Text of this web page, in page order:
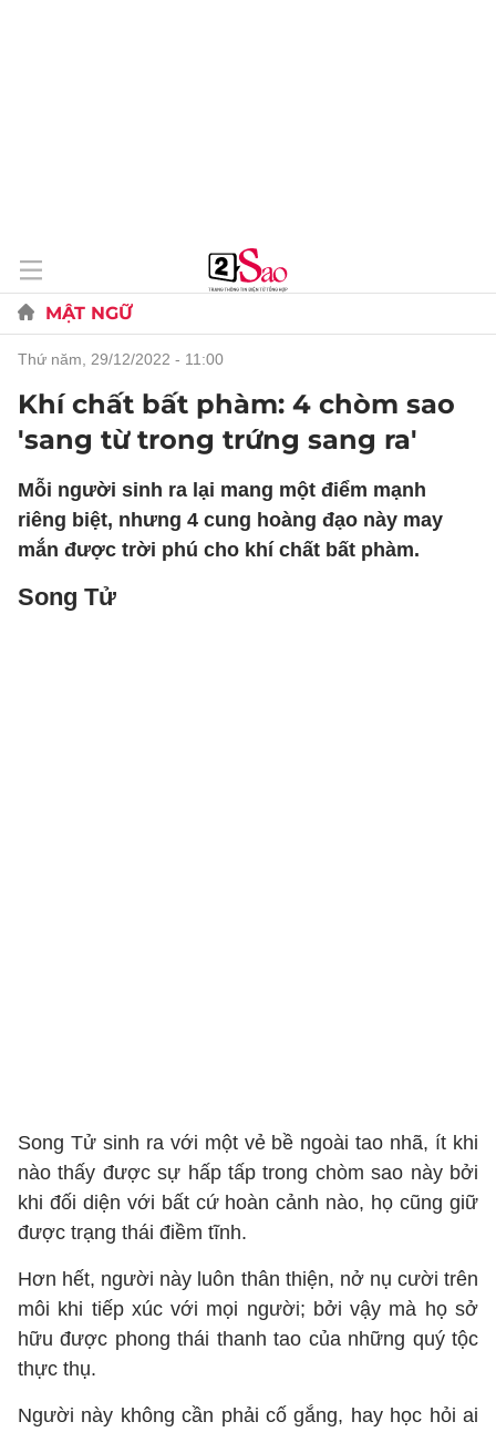
MẬT NGỮ
thứ năm, 29/12/2022 - 11:00
Khí chất bất phàm: 4 chòm sao
'sang từ trong trứng sang ra'
Mỗi người sinh ra lại mang một điểm mạnh
riêng biệt, nhưng 4 cung hoàng đạo này may
mắn được trời phú cho khí chất bất phàm.
Song Tử
Song Tử sinh ra với một vẻ bề ngoài tao nhã, ít khi
nào thấy được sự hấp tấp trong chòm sao này bởi
khi đối diện với bất cứ hoàn cảnh nào, họ cũng giữ
được trạng thái điềm tĩnh.
Hơn hết, người này luôn thân thiện, nở nụ cười trên
môi khi tiếp xúc với mọi người; bởi vậy mà họ sở
hữu được phong thái thanh tao của những quý tộc
thực thụ.
Người này không cần phải cố gắng, hay học hỏi ai